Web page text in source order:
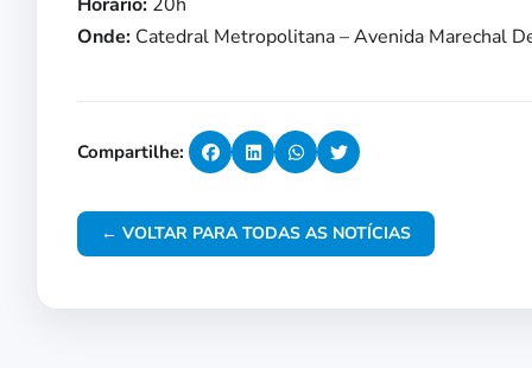
Horário: 20h
Onde: Catedral Metropolitana – Avenida Marechal
Compartilhe:
← VOLTAR PARA TODAS AS NOTÍCIAS